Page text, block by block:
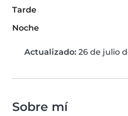
Tarde
Noche
Actualizado: 26 de julio
Sobre mí